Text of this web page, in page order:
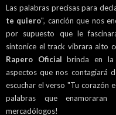
Las palabras precisas para
te quiero", canción que nos
por supuesto que le
sintonice el track vibrara alto
Rapero
Oficialbrinda en la
aspectos que nos contagiará
escuchar el verso "Tu corazón
palabras que
mercadólogos!